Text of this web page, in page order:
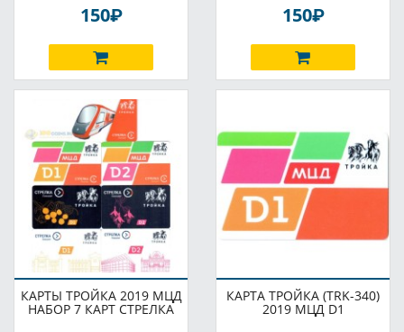
150P 150P
КАРТЫ ТРОЙКА 2019 МЦД
НАБОР 7 КАРТ СТРЕЛКА
КАРТА ТРОЙКА (TRK-340)
2019 МЦД D1